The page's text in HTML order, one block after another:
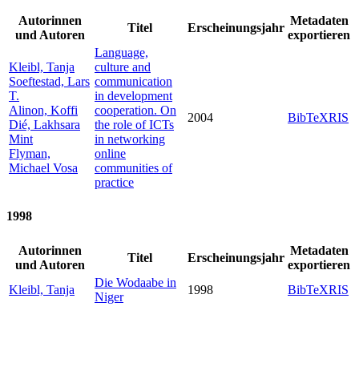
Autorinnen
und Autoren
Titel Erscheinungsjahr
Metadaten
exportieren
Kleibl, Tanja
Soeftestad, Lars
T.
Alinon, Koffi
Dié, Lakhsara
Mint
Flyman,
Michael Vosa
Language,
culture and
communication
in development
cooperation. On
the role of ICTs
in networking
online
communities of
practice
2004 BibTeXRIS
1998
Autorinnen
und Autoren
Titel Erscheinungsjahr
Metadaten
exportieren
Kleibl, Tanja
Die Wodaabe in
Niger
1998 BibTeXRIS